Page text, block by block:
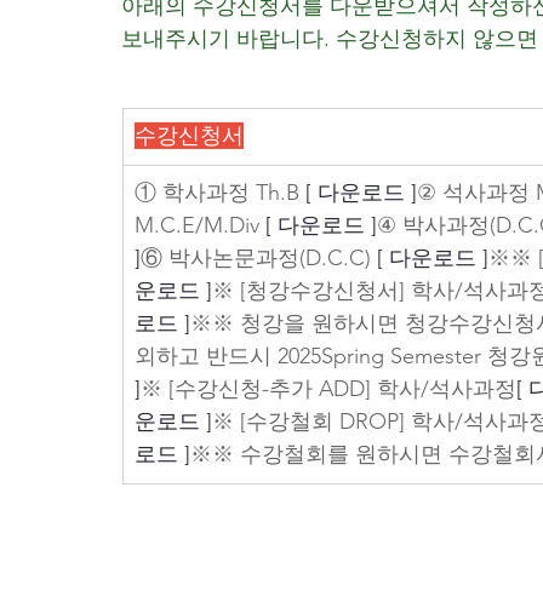
아래의 수강신청서를 다운받으셔서 작성하
보내주시기 바랍니다. 수강신청하지 않으
수강신청서
① 학사과정 Th.B [ 다운로드 ]② 석사과정
M.C.E/M.Div [ 다운로드 ]④ 박사과정
]⑥ 박사논문과정(D.C.C) [ 다운로드 ]※※ [
운로드 ]※ [청강수강신청서] 학사/석사과
로드 ]※※ 청강을 원하시면 청강수강신
외하고 반드시 2025Spring Semester 청
]※ [수강신청-추가 ADD] 학사/석사과정[
운로드 ]※ [수강철회 DROP] 학사/석사과
로드 ]※※ 수강철회를 원하시면 수강철회